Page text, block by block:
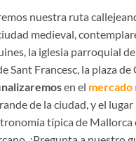
nuestra ruta
medieval,
la iglesia parroquial de
Sant Francesc, la plaza
en el mercado
de la ciudad, y el
típica de Mallorca